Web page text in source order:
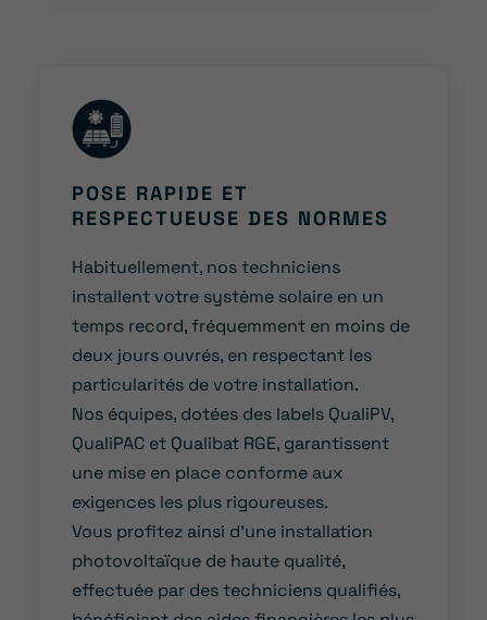
POSE RAPIDE ET
RESPECTUEUSE DES NORMES
Habituellement, nos techniciens
installent votre système solaire en un
temps record, fréquemment en moins de
deux jours ouvrés, en respectant les
particularités de votre installation.
Nos équipes, dotées des labels QualiPV,
QualiPAC et Qualibat RGE, garantissent
une mise en place conforme aux
exigences les plus rigoureuses.
Vous profitez ainsi d’une installation
photovoltaïque de haute qualité,
effectuée par des techniciens qualifiés,